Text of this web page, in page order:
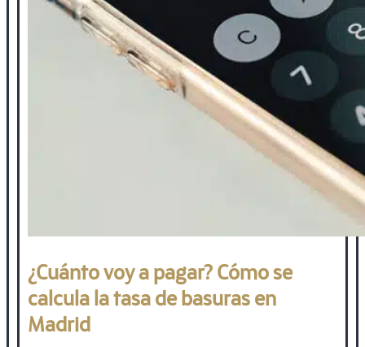
¿Cuánto voy a pagar? Cómo se
calcula la tasa de basuras en
Madrid